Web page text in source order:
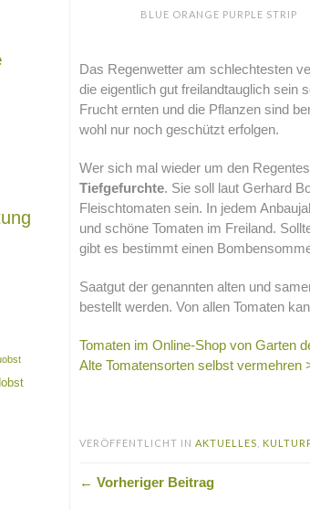
BLUE ORANGE PURPLE STRIP
Das Regenwetter am schlechtesten
die eigentlich gut freilandtauglich sein
Frucht ernten und die Pflanzen sind
wohl nur noch geschützt erfolgen.
Wer sich mal wieder um den
Tiefgefurchte. Sie soll laut Gerhard
Fleischtomaten sein. In jedem
und schöne Tomaten im Freiland.
gibt es bestimmt einen
Saatgut der genannten alten und
bestellt werden. Von allen Tomaten
Tomaten im Online-Shop von Garten
Alte Tomatensorten selbst vermehren
VERÖFFENTLICHT IN AKTUELLES
← Vorheriger Beitrag